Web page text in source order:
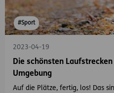
#Sport
2023-04-19
Die schönsten
Umgebung
Auf die Plätze, fertig, los! Das